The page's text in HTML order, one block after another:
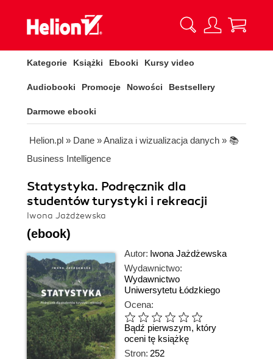
Kategorie Książki Ebooki Kursy video
Audiobooki Promocje Nowości Bestsellery
Darmowe ebooki
Helion.pl » Dane »Analiza i wizualizacja danych » 📚
Business Intelligence
Statystyka. Podręcznik dla
studentów turystyki i rekreacji
Iwona Jażdżewska
(ebook)
Autor: Iwona Jażdżewska
Wydawnictwo:
Wydawnictwo
Uniwersytetu Łódzkiego
Ocena:
Bądź pierwszym, który
oceni tę książkę
Stron: 252